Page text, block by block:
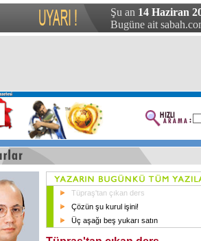
Şu an 14 Haziran
Bugüne ait
Tüpraş'tan çıkan ders
Çözün şu kurul işini!
Üç aşağı beş yukarı satın